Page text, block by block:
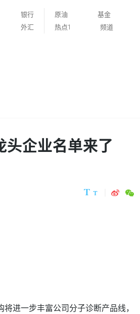
银行
外汇
原油 基金
热点1
频道
企业名单来了
进一步丰富公司分子诊断产品线，